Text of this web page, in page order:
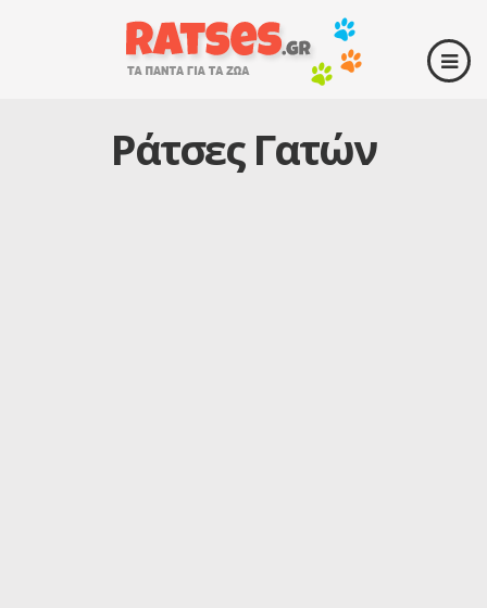
Ράτσες Γατών